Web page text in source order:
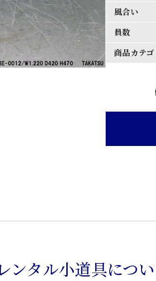
風合い
員数
商品カテ
ンタル小道具につ